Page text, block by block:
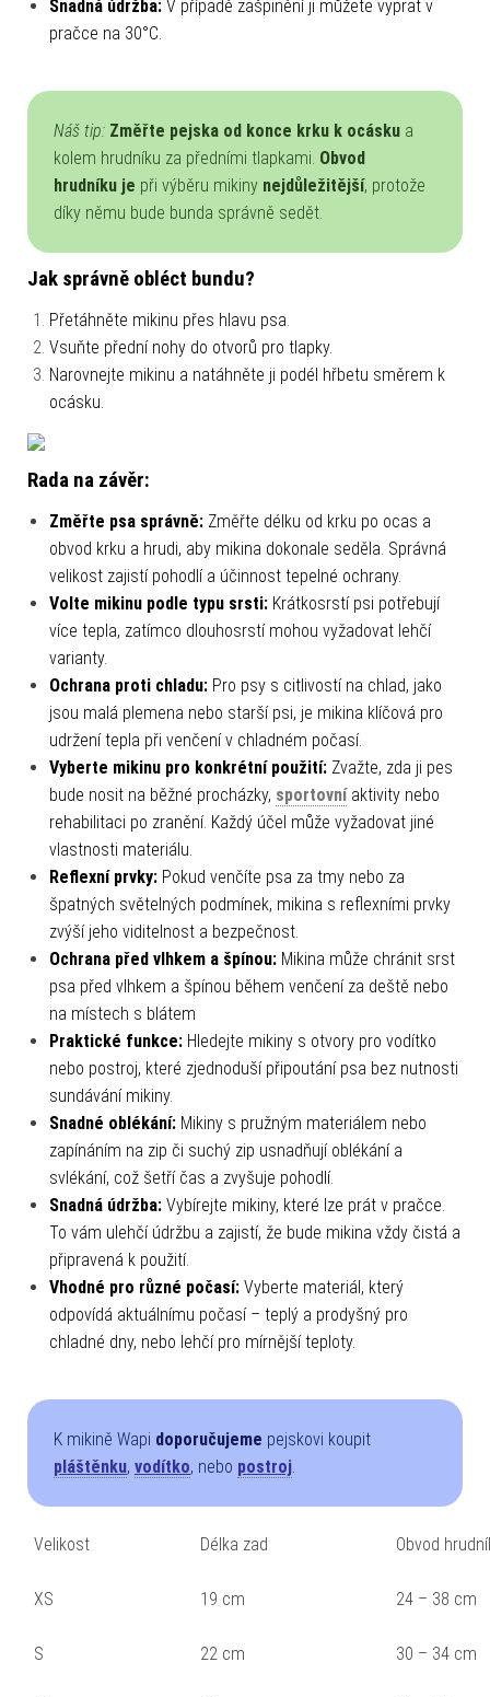
Snadná údržba: V případě zašpinění ji můžete vyprat v
pračce na 30°C.
Náš tip: Změřte pejska od konce krku k ocásku a
kolem hrudníku za předními tlapkami. Obvod
hrudníku je při výběru mikiny nejdůležitější, protože
díky němu bude bunda správně sedět.
Jak správně obléct bundu?
Přetáhněte mikinu přes hlavu psa.
Vsuňte přední nohy do otvorů pro tlapky.
Narovnejte mikinu a natáhněte ji podél hřbetu směrem k
ocásku.
Rada na závěr:
Změřte psa správně: Změřte délku od krku po ocas a
obvod krku a hrudi, aby mikina dokonale seděla. Správná
velikost zajistí pohodlí a účinnost tepelné ochrany.
Volte mikinu podle typu srsti: Krátkosrstí psi potřebují
více tepla, zatímco dlouhosrstí mohou vyžadovat lehčí
varianty.
Ochrana proti chladu: Pro psy s citlivostí na chlad, jako
jsou malá plemena nebo starší psi, je mikina klíčová pro
udržení tepla při venčení v chladném počasí.
Vyberte mikinu pro konkrétní použití: Zvažte, zda ji pes
bude nosit na běžné procházky, sportovníaktivity nebo
rehabilitaci po zranění. Každý účel může vyžadovat jiné
vlastnosti materiálu.
Reflexní prvky: Pokud venčíte psa za tmy nebo za
špatných světelných podmínek, mikina s reflexními prvky
zvýší jeho viditelnost a bezpečnost.
Ochrana před vlhkem a špínou: Mikina může chránit srst
psa před vlhkem a špínou během venčení za deště nebo
na místech s blátem
Praktické funkce: Hledejte mikiny s otvory pro vodítko
nebo postroj, které zjednoduší připoutání psa bez nutnosti
sundávání mikiny.
Snadné oblékání: Mikiny s pružným materiálem nebo
zapínáním na zip či suchý zip usnadňují oblékání a
svlékání, což šetří čas a zvyšuje pohodlí.
Snadná údržba: Vybírejte mikiny, které lze prát v pračce.
To vám ulehčí údržbu a zajistí, že bude mikina vždy čistá a
připravená k použití.
Vhodné pro různé počasí: Vyberte materiál, který
odpovídá aktuálnímu počasí – teplý a prodyšný pro
chladné dny, nebo lehčí pro mírnější teploty.
K mikině Wapi doporučujeme pejskovi koupit
pláštěnku, vodítko, nebo postroj.
Velikost Délka zad Obvod
XS 19 cm 24 – 38 cm
S 22 cm 30 – 34 cm